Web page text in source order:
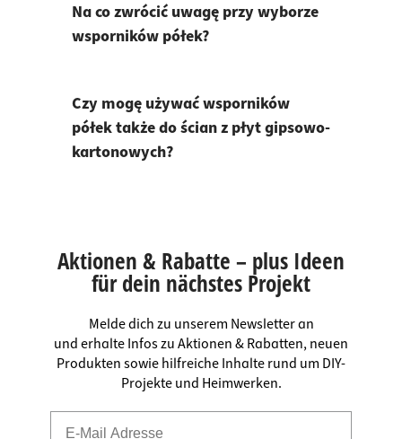
Na co zwrócić uwagę przy wyborze
wsporników półek?
Czy mogę używać wsporników
półek także do ścian z płyt gipsowo-
kartonowych?
Aktionen & Rabatte – plus Ideen
für dein nächstes Projekt
Melde dich zu unserem Newsletter an
und erhalte Infos zu Aktionen & Rabatten, neuen
Produkten sowie hilfreiche Inhalte rund um DIY-
Projekte und Heimwerken.